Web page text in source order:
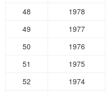
48 1978
49
1977
50
1976
51
1975
52
1974